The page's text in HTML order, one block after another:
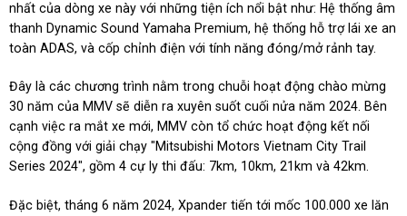
nhất của dòng xe này với những tiện ích nổi bật như: Hệ thống âm
thanh Dynamic Sound Yamaha Premium, hệ thống hỗ trợ lái xe an
toàn ADAS, và cốp chỉnh điện với tính năng đóng/mở rảnh tay.
Đây là các chương trình nằm trong chuỗi hoạt động chào mừng
30 năm của MMV sẽ diễn ra xuyên suốt cuối nửa năm 2024. Bên
cạnh việc ra mắt xe mới, MMV còn tổ chức hoạt động kết nối
cộng đồng với giải chạy "Mitsubishi Motors Vietnam City Trail
Series 2024", gồm 4 cự ly thi đấu: 7km, 10km, 21km và 42km.
Đặc biệt, tháng 6 năm 2024, Xpander tiến tới mốc 100.000 xe lăn